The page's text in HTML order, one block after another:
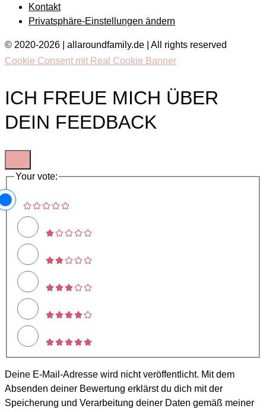
Kontakt
Privatsphäre-Einstellungen ändern
© 2020-2026 | allaroundfamily.de | All rights reserved
Cookie Consent mit Real Cookie Banner
ICH FREUE MICH ÜBER
DEIN FEEDBACK
Your vote:
Deine E-Mail-Adresse wird nicht veröffentlicht. Mit dem
Absenden deiner Bewertung erklärst du dich mit der
Speicherung und Verarbeitung deiner Daten gemäß meiner